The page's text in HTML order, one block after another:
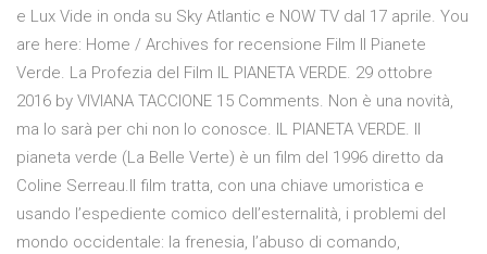
e Lux Vide in onda su Sky Atlantic e NOW TV dal 17 aprile. You
are here: Home / Archives for recensione Film Il Pianete
Verde. La Profezia del Film IL PIANETA VERDE. 29 ottobre
2016 by VIVIANA TACCIONE 15 Comments. Non è una novità,
ma lo sarà per chi non lo conosce. IL PIANETA VERDE. Il
pianeta verde (La Belle Verte) è un film del 1996 diretto da
Coline Serreau.Il film tratta, con una chiave umoristica e
usando l’espediente comico dell’esternalità, i problemi del
mondo occidentale: la frenesia, l’abuso di comando,